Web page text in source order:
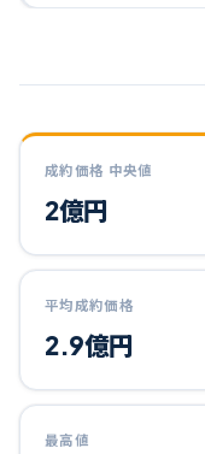
成約価格 中央値
2億円
平均成約価格
2.9億円
最高値